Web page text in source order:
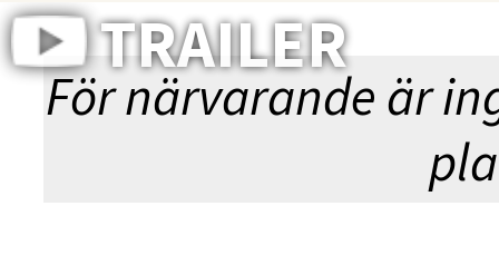
TRAILER
För närvarande är